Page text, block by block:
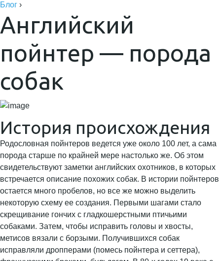
Блог ›
Английский
пойнтер — порода
собак
История происхождения
Родословная пойнтеров ведется уже около 100 лет, а сама
порода старше по крайней мере настолько же. Об этом
свидетельствуют заметки английских охотников, в которых
встречается описание похожих собак. В истории пойнтеров
остается много пробелов, но все же можно выделить
некоторую схему ее создания. Первыми шагами стало
скрещивание гончих с гладкошерстными птичьими
собаками. Затем, чтобы исправить головы и хвосты,
метисов вязали с борзыми. Получившихся собак
исправляли дропперами (помесь пойнтера и сеттера),